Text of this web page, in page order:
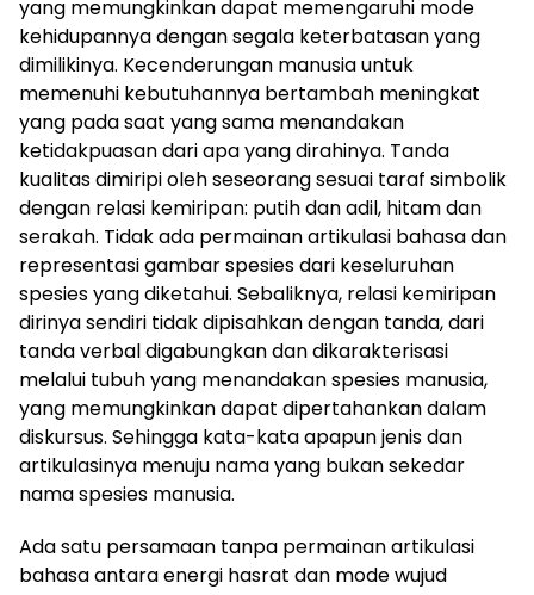
yang memungkinkan dapat memengaruhi mode
kehidupannya dengan segala keterbatasan yang
dimilikinya. Kecenderungan manusia untuk
memenuhi kebutuhannya bertambah meningkat
yang pada saat yang sama menandakan
ketidakpuasan dari apa yang dirahinya. Tanda
kualitas dimiripi oleh seseorang sesuai taraf simbolik
dengan relasi kemiripan: putih dan adil, hitam dan
serakah. Tidak ada permainan artikulasi bahasa dan
representasi gambar spesies dari keseluruhan
spesies yang diketahui. Sebaliknya, relasi kemiripan
dirinya sendiri tidak dipisahkan dengan tanda, dari
tanda verbal digabungkan dan dikarakterisasi
melalui tubuh yang menandakan spesies manusia,
yang memungkinkan dapat dipertahankan dalam
diskursus. Sehingga kata-kata apapun jenis dan
artikulasinya menuju nama yang bukan sekedar
nama spesies manusia.
Ada satu persamaan tanpa permainan artikulasi
bahasa antara energi hasrat dan mode wujud